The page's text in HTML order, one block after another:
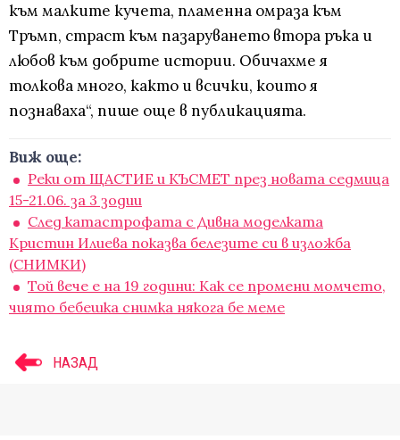
към малките кучета, пламенна омраза към
Тръмп, страст към пазаруването втора ръка и
любов към добрите истории. Обичахме я
толкова много, както и всички, които я
познаваха“, пише още в публикацията.
Виж още:
Реки от ЩАСТИЕ и КЪСМЕТ през новата седмица
15-21.06. за 3 зодии
След катастрофата с Дивна моделката
Кристин Илиева показва белезите си в изложба
(СНИМКИ)
Той вече е на 19 години: Как се промени момчето,
чиято бебешка снимка някога бе меме
НАЗАД